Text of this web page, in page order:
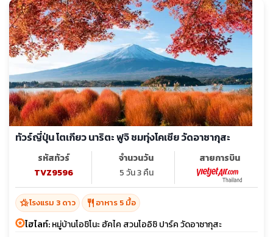
ทัวร์ญี่ปุ่น โตเกียว นาริตะ ฟูจิ ชมทุ่งโคเชีย วัดอาซากุสะ
รหัสทัวร์
TVZ9596
จำนวนวัน
5 วัน 3 คืน
สายการบิน
hotel_classโรงแรม 3 ดาว restaurant อาหาร 5 มื้อ
ไฮไลท์:หมู่บ้านโอชิโนะ ฮัคไค สวนโออิชิ ปาร์ค วัดอาซากุสะ